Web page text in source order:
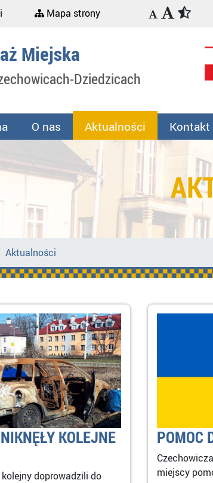
Mapa strony
Miejska
Dziedzicach
O nas Aktualności Kontakt
Aktualności
KOLEJNE
doprowadzili do
POMOC
miejscy